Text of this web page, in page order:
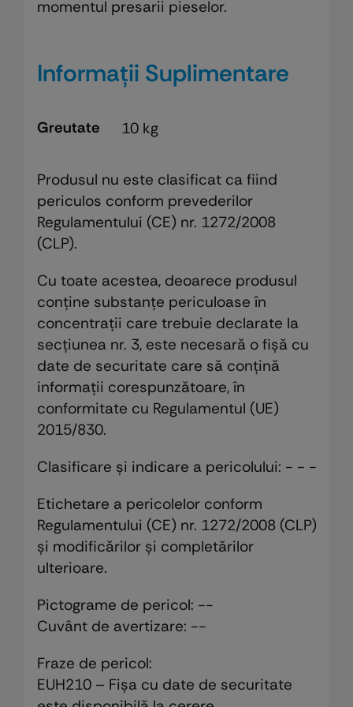
momentul presarii pieselor.
Informații Suplimentare
Greutate 10 kg
Produsul nu este clasificat ca fiind
periculos conform prevederilor
Regulamentului (CE) nr. 1272/2008
(CLP).
Cu toate acestea, deoarece produsul
conține substanțe periculoase în
concentrații care trebuie declarate la
secțiunea nr. 3, este necesară o fișă cu
date de securitate care să conțină
informații corespunzătoare, în
conformitate cu Regulamentul (UE)
2015/830.
Clasificare și indicare a pericolului: - - -
Etichetare a pericolelor conform
Regulamentului (CE) nr. 1272/2008 (CLP)
și modificărilor și completărilor
ulterioare.
Pictograme de pericol: --
Cuvânt de avertizare: --
Fraze de pericol:
EUH210 – Fișa cu date de securitate